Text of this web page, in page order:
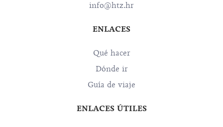
info@htz.hr
ENLACES
Qué hacer
Dónde ir
Guía de viaje
ENLACES ÚTILES